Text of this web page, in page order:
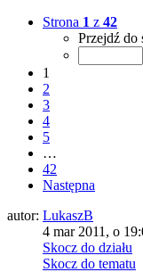
Strona 1 z 42
Przejdź do
1
2
3
4
5
…
42
Następna
autor: LukaszB
4 mar 2011, o
Skocz do działu
Skocz do tematu